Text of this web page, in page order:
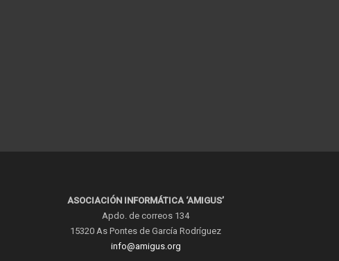
ASOCIACIÓN INFORMÁTICA ‘AMIGUS’
Apdo. de correos 134
15320 As Pontes de García Rodríguez
info@amigus.org